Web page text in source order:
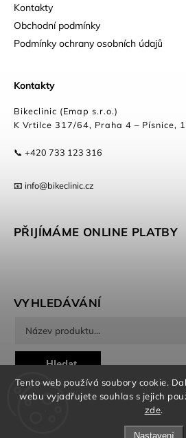
Tento web používá soubory cookie.
webu vyjadřujete souhlas s jejich
zde.
Nastavení
Kontakty
Obchodní podmínky
Podmínky ochrany osobních údajů
Kontakty
Bikeclinic (Emap s.r.o.)
K Vrtilce 317/64, Praha 4 – Písnice,
📞 +420 733 123 316
📧 info@bikeclinic.cz
PŘIJÍMÁME ONLINE PLATBY
VYHLEDÁVÁNÍ
Hledat